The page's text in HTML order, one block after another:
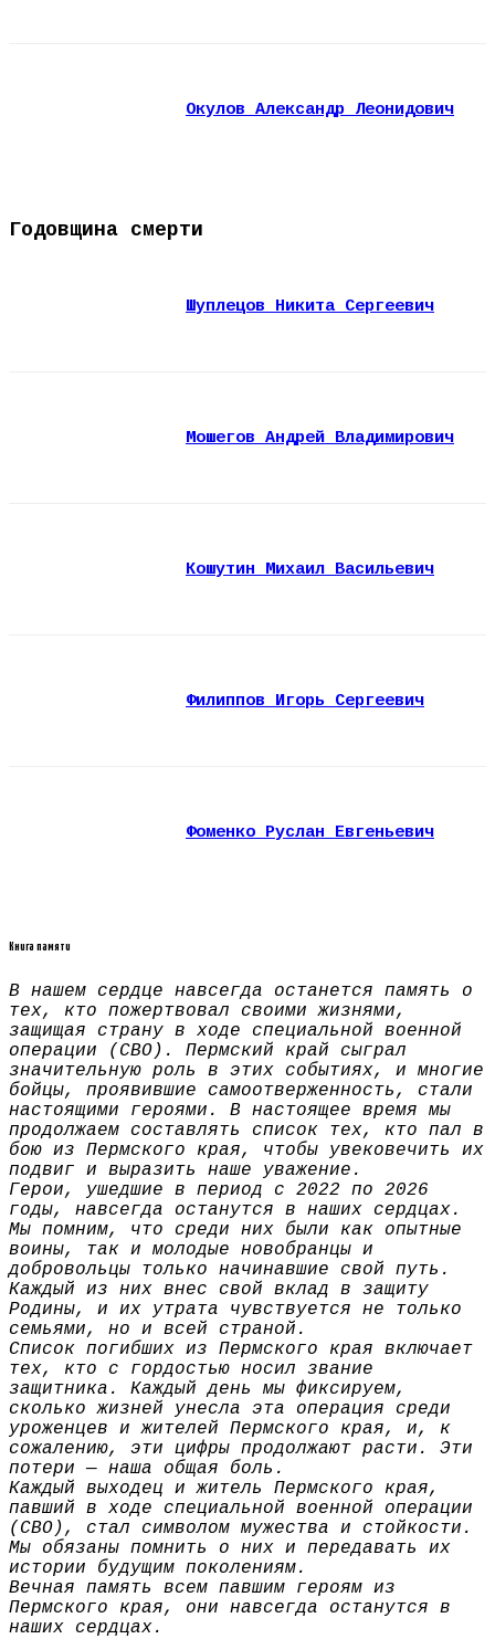
Окулов Александр Леонидович
Годовщина смерти
Шуплецов Никита Сергеевич
Мошегов Андрей Владимирович
Кошутин Михаил Васильевич
Филиппов Игорь Сергеевич
Фоменко Руслан Евгеньевич
Книга памяти
В нашем сердце навсегда останется память о
тех, кто пожертвовал своими жизнями,
защищая страну в ходе специальной военной
операции (СВО). Пермский край сыграл
значительную роль в этих событиях, и многие
бойцы, проявившие самоотверженность, стали
настоящими героями. В настоящее время мы
продолжаем составлять список тех, кто пал в
бою из Пермского края, чтобы увековечить их
подвиг и выразить наше уважение.
Герои, ушедшие в период с 2022 по 2026
годы, навсегда останутся в наших сердцах.
Мы помним, что среди них были как опытные
воины, так и молодые новобранцы и
добровольцы только начинавшие свой путь.
Каждый из них внес свой вклад в защиту
Родины, и их утрата чувствуется не только
семьями, но и всей страной.
Список погибших из Пермского края включает
тех, кто с гордостью носил звание
защитника. Каждый день мы фиксируем,
сколько жизней унесла эта операция среди
уроженцев и жителей Пермского края, и, к
сожалению, эти цифры продолжают расти. Эти
потери — наша общая боль.
Каждый выходец и житель Пермского края,
павший в ходе специальной военной операции
(СВО), стал символом мужества и стойкости.
Мы обязаны помнить о них и передавать их
истории будущим поколениям.
Вечная память всем павшим героям из
Пермского края, они навсегда останутся в
наших сердцах.